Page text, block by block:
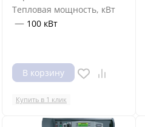
Тепловая мощность, кВт
— 100 кВт
В корзину
Купить в 1 клик